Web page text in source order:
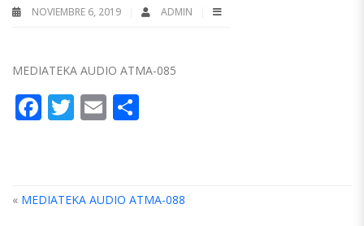
NOVIEMBRE 6, 2019 ADMIN
MEDIATEKA AUDIO ATMA-085
Facebook
Twitter
Email
« MEDIATEKA AUDIO ATMA-088